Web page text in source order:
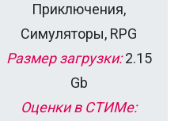
Приключения,
Симуляторы, RPG
Размер загрузки:2.15
Gb
Оценки в СТИМе: